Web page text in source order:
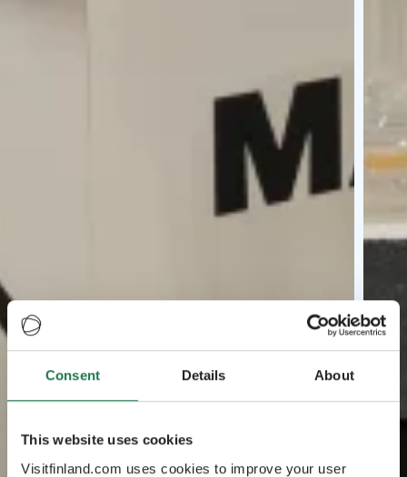
Consent Details About
This website uses cookies
Visitfinland.com uses cookies to improve your user